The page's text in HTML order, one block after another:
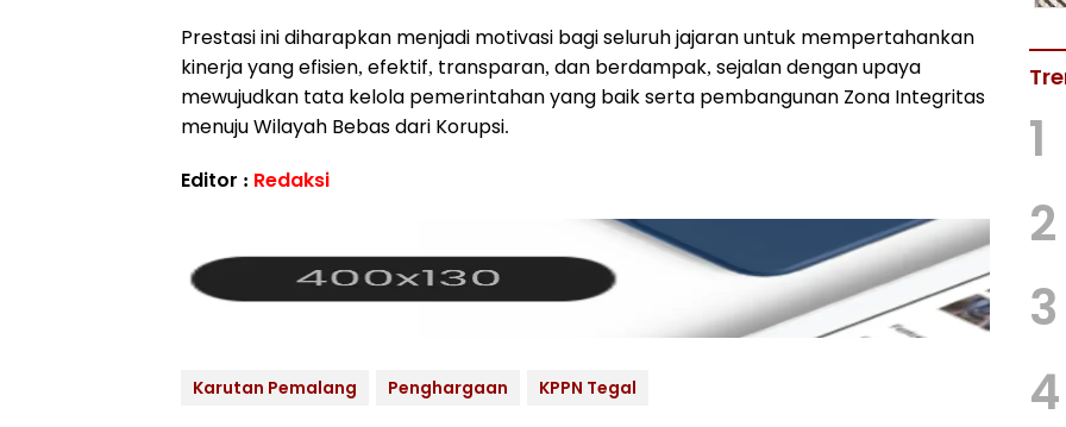
Prestasi ini diharapkan menjadi motivasi bagi seluruh jajaran untuk mempertahankan
kinerja yang efisien, efektif, transparan, dan berdampak, sejalan dengan upaya
mewujudkan tata kelola pemerintahan yang baik serta pembangunan Zona Integritas
menuju Wilayah Bebas dari Korupsi.
Editor : Redaksi
Karutan Pemalang Penghargaan KPPN Tegal
1
2
3
4